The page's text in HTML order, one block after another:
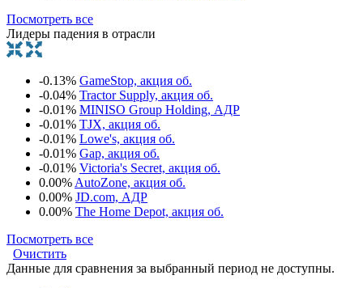
Посмотреть все
Лидеры падения в отрасли
-0.13% GameStop, акция об.
-0.04% Tractor Supply, акция об.
-0.01% MINISO Group Holding, АДР
-0.01% TJX, акция об.
-0.01% Lowe's, акция об.
-0.01% Gap, акция об.
-0.01% Victoria's Secret, акция об.
0.00% AutoZone, акция об.
0.00% JD.com, АДР
0.00% The Home Depot, акция об.
Посмотреть все
Очистить
Данные для сравнения за выбранный период не доступны.